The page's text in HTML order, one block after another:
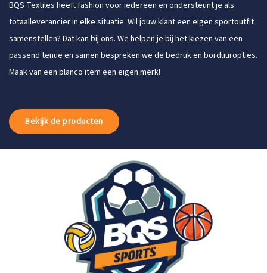
BQS Textiles heeft fashion voor iedereen en ondersteunt je als
totaalleverancier in elke situatie. Wil jouw klant een eigen sportoutfit
samenstellen? Dat kan bij ons. We helpen je bij het kiezen van een
passend tenue en samen bespreken we de bedruk en borduuropties.
Maak van een blanco item een eigen merk!
Bekijk de producten